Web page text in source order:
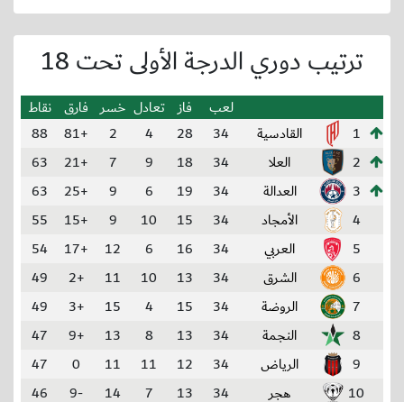
ترتيب دوري الدرجة الأولى تحت 18
لعب فاز تعادل خسر فارق نقاط
1
القادسية 34
28
4
2
+81
88
2
العلا 34
18
9
7
+21
63
3
العدالة 34
19
6
9
+25
63
4
الأمجاد 34
15
10
9
+15
55
5
العربي 34
16
6
12
+17
54
6
الشرق 34
13
10
11
+2
49
7
الروضة 34
15
4
15
+3
49
8
النجمة 34
13
8
13
+9
47
9
الرياض 34
12
11
11
0
47
10
هجر 34
13
7
14
-9
46